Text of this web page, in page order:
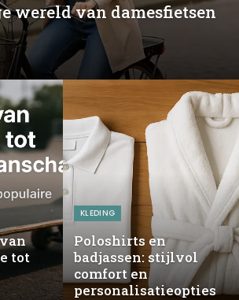
wereld van damesfietsen
tot
KLEDING
Poloshirts en
badjassen: stijlvol
comfort en
personalisatieopties